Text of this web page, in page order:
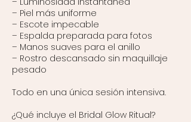
– Piel más uniforme
– Escote impecable
– Espalda preparada para fotos
– Manos suaves para el anillo
– Rostro descansado sin maquillaje
pesado
Todo en una única sesión intensiva.
¿Qué incluye el Bridal Glow Ritual?